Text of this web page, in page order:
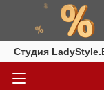
Студия